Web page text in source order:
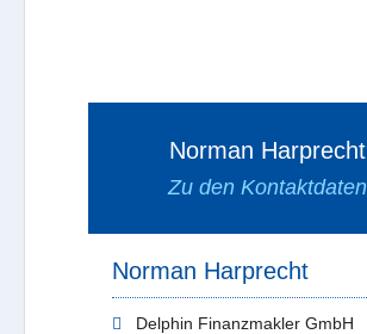
Norman Harprecht
Zu den Kontaktdaten
Norman Harprecht
Delphin Finanzmakler GmbH